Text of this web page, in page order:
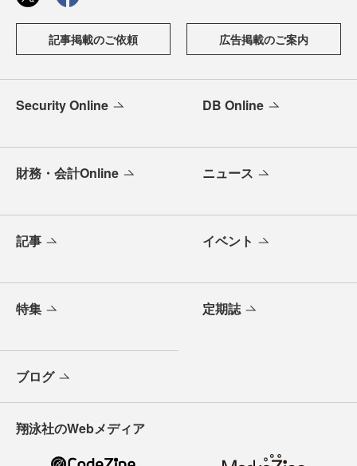
記事掲載のご依頼 広告掲載のご案内
Security Online DB Online
財務・会計Online ニュース
記事 イベント
特集 定期誌
ブログ
翔泳社のWebメディア